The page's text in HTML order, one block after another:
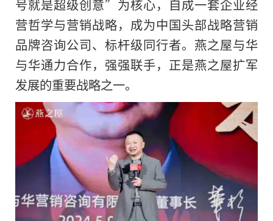
号就是超级创意”为核心，自成一套企业经
营哲学与营销战略，成为中国头部战略营销
品牌咨询公司、标杆级同行者。燕之屋与华
与华通力合作，强强联手，正是燕之屋扩军
发展的重要战略之一。